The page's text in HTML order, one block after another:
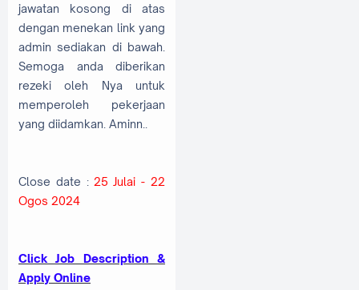
jawatan kosong di atas
dengan menekan link yang
admin sediakan di bawah.
Semoga anda diberikan
rezeki oleh Nya untuk
memperoleh pekerjaan
yang diidamkan. Aminn..
Close date :25 Julai - 22
Ogos 2024
Click Job Description &
Apply Online